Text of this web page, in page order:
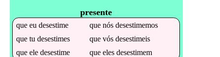
presente
queeudesestime quenósdesestimemos
quetudesestimes quevósdesestimeis
queeledesestime queelesdesestimem